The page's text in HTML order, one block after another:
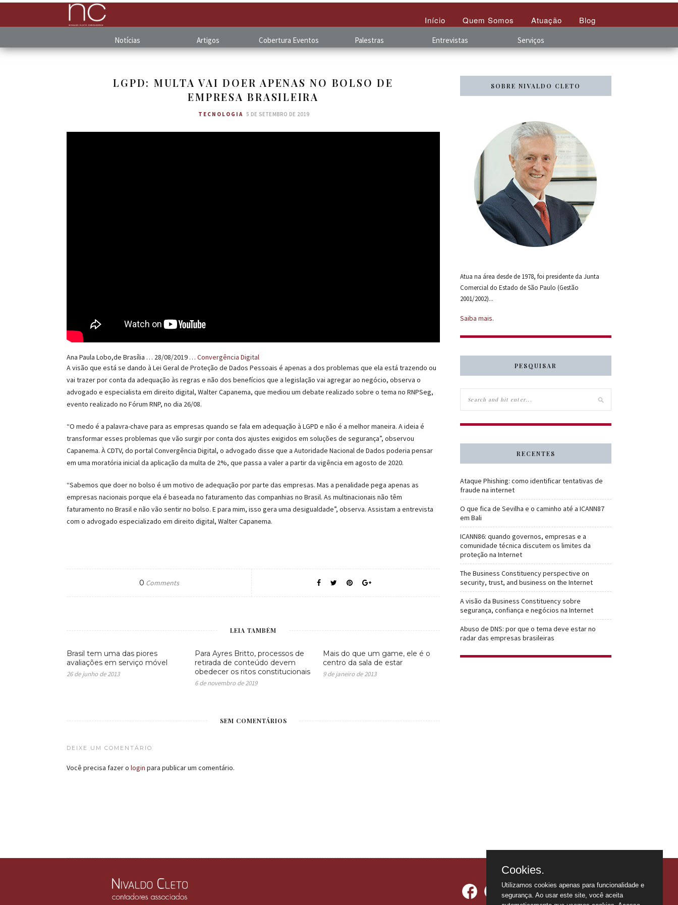
Início Quem Somos Atuação Blog
Notícias Artigos Cobertura Eventos Palestras Entrevistas Serviços
LGPD: MULTA VAI DOER APENAS NO BOLSO DE
EMPRESA BRASILEIRA
TECNOLOGIA 5 DE SETEMBRO DE 2019
Ana Paula Lobo,de Brasília … 28/08/2019 … Convergência Digital
A visão que está se dando à Lei Geral de Proteção de Dados Pessoais é apenas a dos problemas que ela está trazendo ou
vai trazer por conta da adequação às regras e não dos benefícios que a legislação vai agregar ao negócio, observa o
advogado e especialista em direito digital, Walter Capanema, que mediou um debate realizado sobre o tema no RNPSeg,
evento realizado no Fórum RNP, no dia 26/08.
“O medo é a palavra-chave para as empresas quando se fala em adequação à LGPD e não é a melhor maneira. A ideia é
transformar esses problemas que vão surgir por conta dos ajustes exigidos em soluções de segurança”, observou
Capanema. À CDTV, do portal Convergência Digital, o advogado disse que a Autoridade Nacional de Dados poderia pensar
em uma moratória inicial da aplicação da multa de 2%, que passa a valer a partir da vigência em agosto de 2020.
“Sabemos que doer no bolso é um motivo de adequação por parte das empresas. Mas a penalidade pega apenas as
empresas nacionais porque ela é baseada no faturamento das companhias no Brasil. As multinacionais não têm
faturamento no Brasil e não vão sentir no bolso. E para mim, isso gera uma desigualdade”, observa. Assistam a entrevista
com o advogado especializado em direito digital, Walter Capanema.
0 Comments
LEIA TAMBÉM
Brasil tem uma das piores
avaliações em serviço móvel
26 de junho de 2013
Para Ayres Britto, processos de
retirada de conteúdo devem
obedecer os ritos constitucionais
6 de novembro de 2019
Mais do que um game, ele é o
centro da sala de estar
9 de janeiro de 2013
SEM COMENTÁRIOS
DEIXE UM COMENTÁRIO
Você precisa fazer o login para publicar um comentário.
SOBRE NIVALDO CLETO
Atua na área desde de 1978, foi presidente da Junta
Comercial do Estado de São Paulo (Gestão
2001/2002)...
Saiba mais.
PESQUISAR
RECENTES
Ataque Phishing: como identificar tentativas de
fraude na internet
O que fica de Sevilha e o caminho até a ICANN87
em Bali
ICANN86: quando governos, empresas e a
comunidade técnica discutem os limites da
proteção na Internet
The Business Constituency perspective on
security, trust, and business on the Internet
A visão da Business Constituency sobre
segurança, confiança e negócios na Internet
Abuso de DNS: por que o tema deve estar no
radar das empresas brasileiras
Cookies.
Utilizamos cookies apenas para funcionalidade e
segurança. Ao usar este site, você aceita